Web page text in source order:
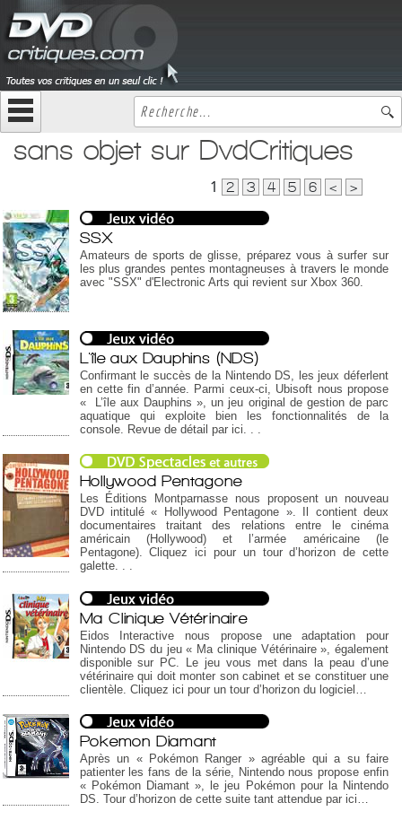
sans objet sur DvdCritiques
1 2 3 4 5 6 < >
SSX
Amateurs de sports de glisse, préparez vous à surfer sur
les plus grandes pentes montagneuses à travers le monde
avec "SSX" d'Electronic Arts qui revient sur Xbox 360.
L'île aux Dauphins (NDS)
Confirmant le succès de la Nintendo DS, les jeux déferlent
en cette fin d’année. Parmi ceux-ci, Ubisoft nous propose
« L’île aux Dauphins », un jeu original de gestion de parc
aquatique qui exploite bien les fonctionnalités de la
console. Revue de détail par ici. . .
Hollywood Pentagone
Les Éditions Montparnasse nous proposent un nouveau
DVD intitulé « Hollywood Pentagone ». Il contient deux
documentaires traitant des relations entre le cinéma
américain (Hollywood) et l’armée américaine (le
Pentagone). Cliquez ici pour un tour d’horizon de cette
galette. . .
Ma Clinique Vétérinaire
Eidos Interactive nous propose une adaptation pour
Nintendo DS du jeu « Ma clinique Vétérinaire », également
disponible sur PC. Le jeu vous met dans la peau d’une
vétérinaire qui doit monter son cabinet et se constituer une
clientèle. Cliquez ici pour un tour d’horizon du logiciel…
Pokemon Diamant
Après un « Pokémon Ranger » agréable qui a su faire
patienter les fans de la série, Nintendo nous propose enfin
« Pokémon Diamant », le jeu Pokémon pour la Nintendo
DS. Tour d’horizon de cette suite tant attendue par ici…